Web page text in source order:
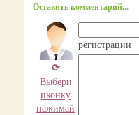
Оставить комментарий...
⟳
Выбери
иконку
нажимай
регистрации